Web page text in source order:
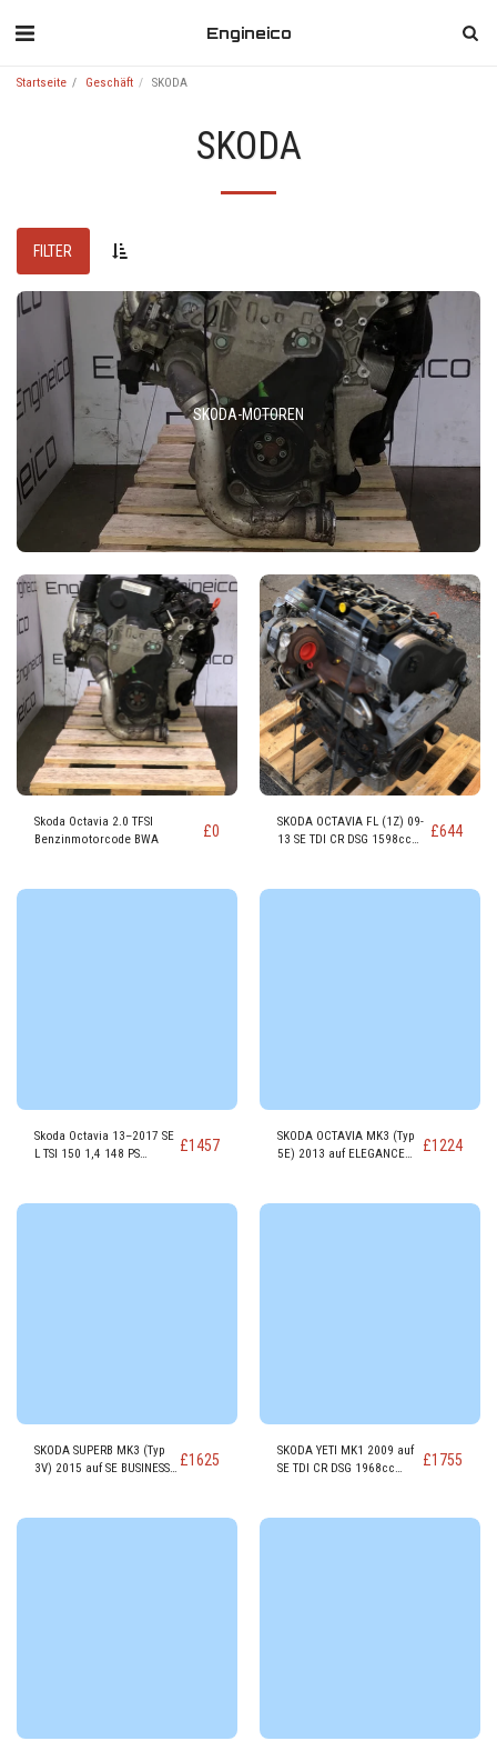
Engineico
Startseite Geschäft SKODA
SKODA
FILTER
SKODA-MOTOREN
Skoda Octavia 2.0 TFSI
Benzinmotorcode BWA
£0
SKODA OCTAVIA FL (1Z) 09-
13 SE TDI CR DSG 1598cc
£644
Skoda Octavia 13–2017 SE
L TSI 150 1,4 148 PS
£1457
SKODA OCTAVIA MK3 (Typ
5E) 2013 auf ELEGANCE
£1224
SKODA SUPERB MK3 (Typ
3V) 2015 auf SE BUSINESS
£1625
SKODA YETI MK1 2009 auf
SE TDI CR DSG 1968cc
£1755